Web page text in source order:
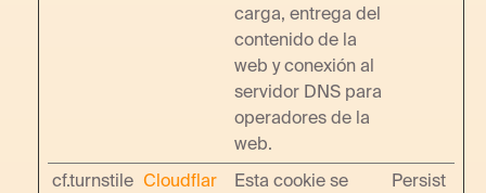
carga, entrega del
contenido de la
web y conexión al
servidor DNS para
operadores de la
web.
cf.turnstile Cloudflar
Esta cookie se
Persist